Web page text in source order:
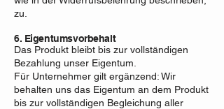
zu.
6. Eigentumsvorbehalt​​​​​​​
Das Produkt bleibt bis zur vollständigen
Bezahlung unser Eigentum.
Für Unternehmer gilt ergänzend: Wir
behalten uns das Eigentum an dem Produkt
bis zur vollständigen Begleichung aller